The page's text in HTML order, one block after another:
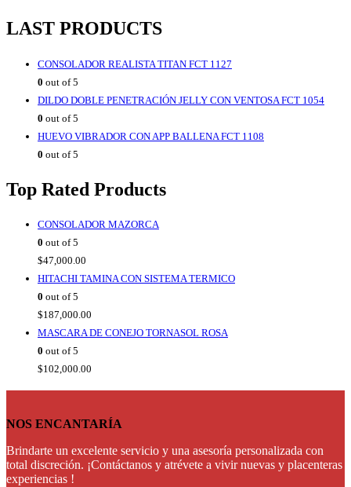
LAST PRODUCTS
CONSOLADOR REALISTA TITAN FCT 1127
0 out of 5
DILDO DOBLE PENETRACIÓN JELLY CON VENTOSA FCT 1054
0 out of 5
HUEVO VIBRADOR CON APP BALLENA FCT 1108
0 out of 5
Top Rated Products
CONSOLADOR MAZORCA
0 out of 5
$47,000.00
HITACHI TAMINA CON SISTEMA TERMICO
0 out of 5
$187,000.00
MASCARA DE CONEJO TORNASOL ROSA
0 out of 5
$102,000.00
NOS ENCANTARÍA
Brindarte un excelente servicio y una asesoría personalizada con
total discreción. ¡Contáctanos y atrévete a vivir nuevas y placenteras
experiencias !